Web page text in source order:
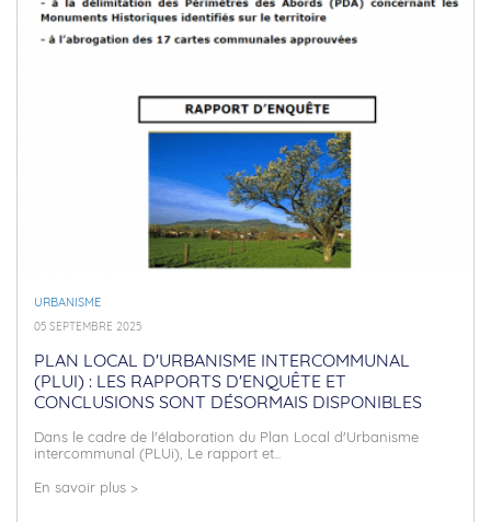
URBANISME
05 SEPTEMBRE 2025
PLAN LOCAL D'URBANISME INTERCOMMUNAL
(PLUI) : LES RAPPORTS D'ENQUÊTE ET
CONCLUSIONS SONT DÉSORMAIS DISPONIBLES
Dans le cadre de l'élaboration du Plan Local d'Urbanisme
intercommunal (PLUi), Le rapport et...
En savoir plus >